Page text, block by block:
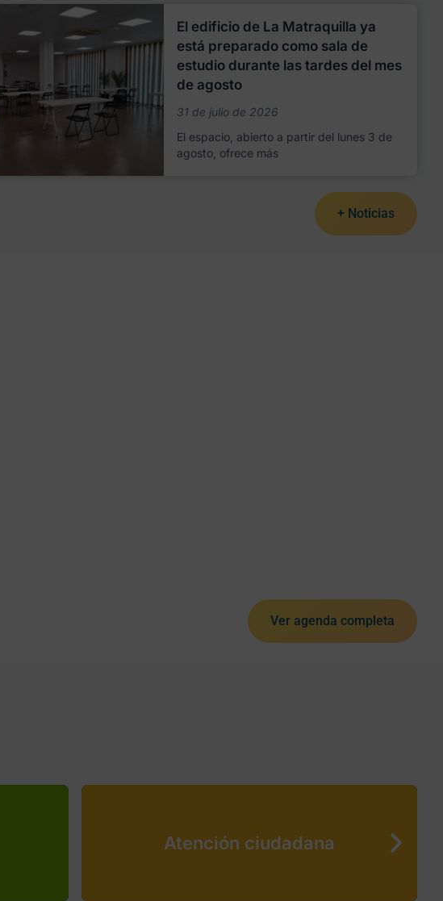
El edificio de La Matraquilla ya
está preparado como sala de
estudio durante las tardes del mes
de agosto
31 de julio de 2026
El espacio, abierto a partir del lunes 3 de
agosto, ofrece más
+ Noticias
Ver agenda completa
Atención ciudadana